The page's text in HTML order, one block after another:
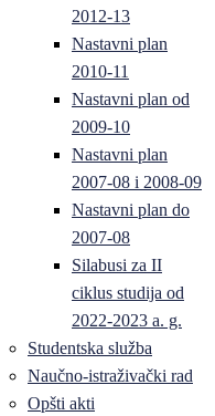
2012-13
Nastavni plan
2010-11
Nastavni plan od
2009-10
Nastavni plan
2007-08 i 2008-09
Nastavni plan do
2007-08
Silabusi za II
ciklus studija od
2022-2023 a. g.
Studentska služba
Naučno-istraživački rad
Opšti akti